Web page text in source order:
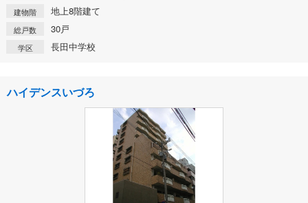
建物階 地上8階建て
総戸数 30戸
学区 長田中学校
ハイデンスいづろ